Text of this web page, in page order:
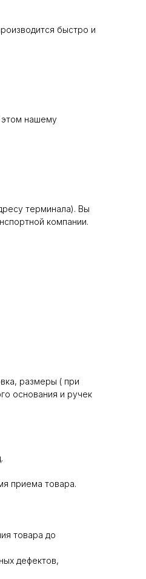
быстро и
этом нашему
терминала). Вы
компании.
размеры ( при
основания и ручек
приема товара.
товара до
дефектов,